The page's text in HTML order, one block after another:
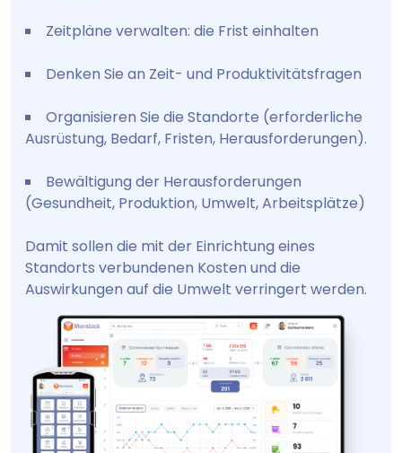
Zeitpläne verwalten: die Frist einhalten
Denken Sie an Zeit- und Produktivitätsfragen
Organisieren Sie die Standorte (erforderliche
Ausrüstung, Bedarf, Fristen, Herausforderungen).
Bewältigung der Herausforderungen
(Gesundheit, Produktion, Umwelt, Arbeitsplätze)
Damit sollen die mit der Einrichtung eines
Standorts verbundenen Kosten und die
Auswirkungen auf die Umwelt verringert werden.